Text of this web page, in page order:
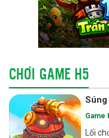
CHƠI GAME H5
Game
Lối